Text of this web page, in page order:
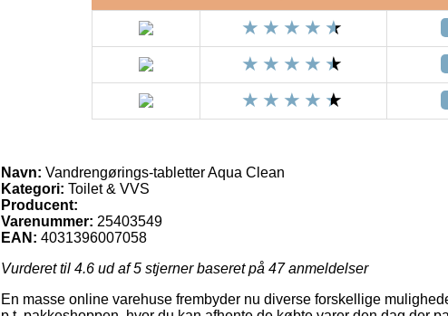
Navn: Vandrengørings-tabletter Aqua Clean
Kategori: Toilet & VVS
Producent:
Varenummer: 25403549
EAN: 4031396007058
Vurderet til 4.6 ud af 5 stjerner baseret på 47anmeldelser
En masse online varehuse frembyder nu diverse forskellige